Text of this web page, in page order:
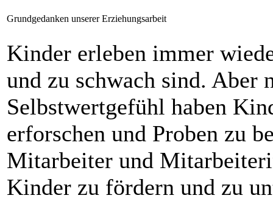
Grundgedanken unserer Erziehungsarbeit
Kinder erleben immer
und zu schwach sind. Aber
Selbstwertgefühl haben
erforschen und Proben zu
Mitarbeiter und
Kinder zu fördern und zu